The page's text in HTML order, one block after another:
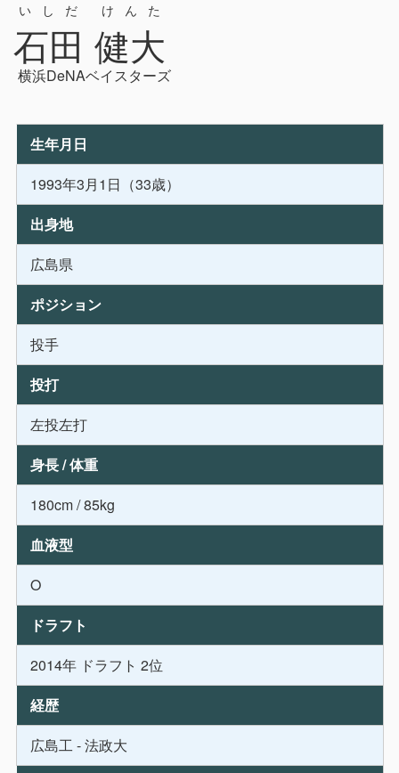
石田 健大
いしだ けんた
横浜DeNAベイスターズ
生年月日
1993年3月1日（33歳）
出身地
広島県
ポジション
投手
投打
左投左打
身長 / 体重
180cm / 85kg
血液型
O
ドラフト
2014年 ドラフト 2位
経歴
広島工 - 法政大